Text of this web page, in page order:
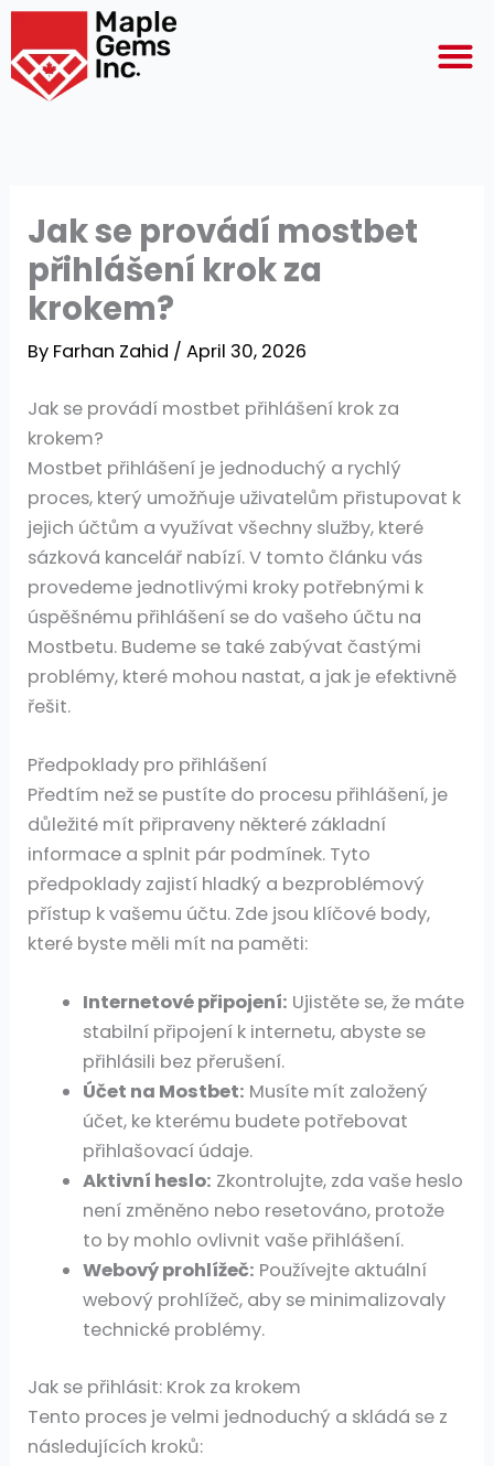
Skip
content
Jak se provádí mostbet
přihlášení krok za
krokem?
By Farhan Zahid /April 30, 2026
Jak se provádí mostbet přihlášení krok za
krokem?
Mostbet přihlášení je jednoduchý a rychlý
proces, který umožňuje uživatelům přistupovat k
jejich účtům a využívat všechny služby, které
sázková kancelář nabízí. V tomto článku vás
provedeme jednotlivými kroky potřebnými k
úspěšnému přihlášení se do vašeho účtu na
Mostbetu. Budeme se také zabývat častými
problémy, které mohou nastat, a jak je efektivně
řešit.
Předpoklady pro přihlášení
Předtím než se pustíte do procesu přihlášení, je
důležité mít připraveny některé základní
informace a splnit pár podmínek. Tyto
předpoklady zajistí hladký a bezproblémový
přístup k vašemu účtu. Zde jsou klíčové body,
které byste měli mít na paměti:
Internetové připojení: Ujistěte se, že máte
stabilní připojení k internetu, abyste se
přihlásili bez přerušení.
Účet na Mostbet: Musíte mít založený
účet, ke kterému budete potřebovat
přihlašovací údaje.
Aktivní heslo: Zkontrolujte, zda vaše heslo
není změněno nebo resetováno, protože
to by mohlo ovlivnit vaše přihlášení.
Webový prohlížeč: Používejte aktuální
webový prohlížeč, aby se minimalizovaly
technické problémy.
Jak se přihlásit: Krok za krokem
Tento proces je velmi jednoduchý a skládá se z
následujících kroků: